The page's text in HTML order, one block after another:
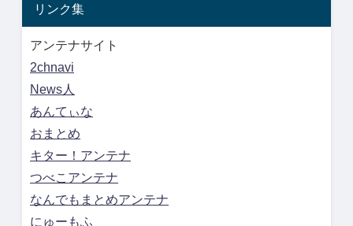
リンク集
アンテナサイト
2chnavi
News人
あんてぃな
おまとめ
キター！アンテナ
つべこアンテナ
なんでもまとめアンテナ
にゅーもふ